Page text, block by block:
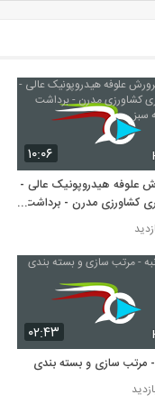
۱۰:۰۶
علوفه هیدروپونیک عالی -
کشاورزی مدرن - برداشت
سبز
۰۲:۴۳
- مرتب سازی و بسته بندی